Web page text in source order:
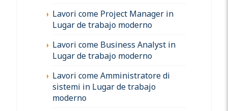
Lavori come Project Manager in
Lugar de trabajo moderno
Lavori come Business Analyst in
Lugar de trabajo moderno
Lavori come Amministratore di
sistemi in Lugar de trabajo
moderno